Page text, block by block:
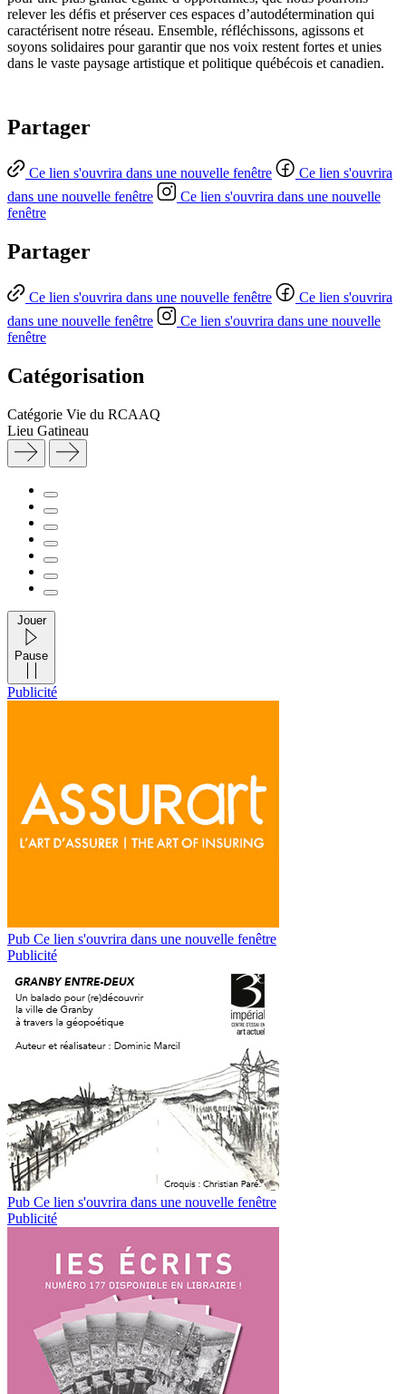
relever les défis et préserver ces espaces d’autodétermination qui
caractérisent notre réseau. Ensemble, réfléchissons, agissons et
soyons solidaires pour garantir que nos voix restent fortes et unies
dans le vaste paysage artistique et politique québécois et canadien.
Partager
Ce lien s'ouvrira dans une nouvelle fenêtre
Ce lien s'ouvrira
dans une nouvelle fenêtre
Ce lien s'ouvrira dans une nouvelle
fenêtre
Partager
Ce lien s'ouvrira dans une nouvelle fenêtre
Ce lien s'ouvrira
dans une nouvelle fenêtre
Ce lien s'ouvrira dans une nouvelle
fenêtre
Catégorisation
Catégorie Vie du RCAAQ
Lieu Gatineau
Jouer
Pause
Publicité
Pub Ce lien s'ouvrira dans une nouvelle fenêtre
Publicité
Pub Ce lien s'ouvrira dans une nouvelle fenêtre
Publicité